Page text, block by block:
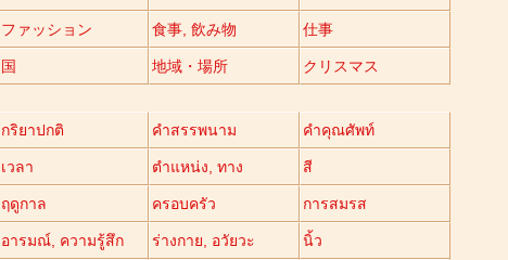
ファッション 食事, 飲み物 仕事
国 地域・場所 クリスマス
กริยาปกติ คำสรรพนาม คำคุณศัพท์
เวลา ตำแหน่ง, ทาง สี
ฤดูกาล ครอบครัว การสมรส
อารมณ์, ความรู้สึก ร่างกาย, อวัยวะ นิ้ว